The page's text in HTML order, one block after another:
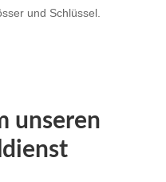
und Schlüssel.
unseren